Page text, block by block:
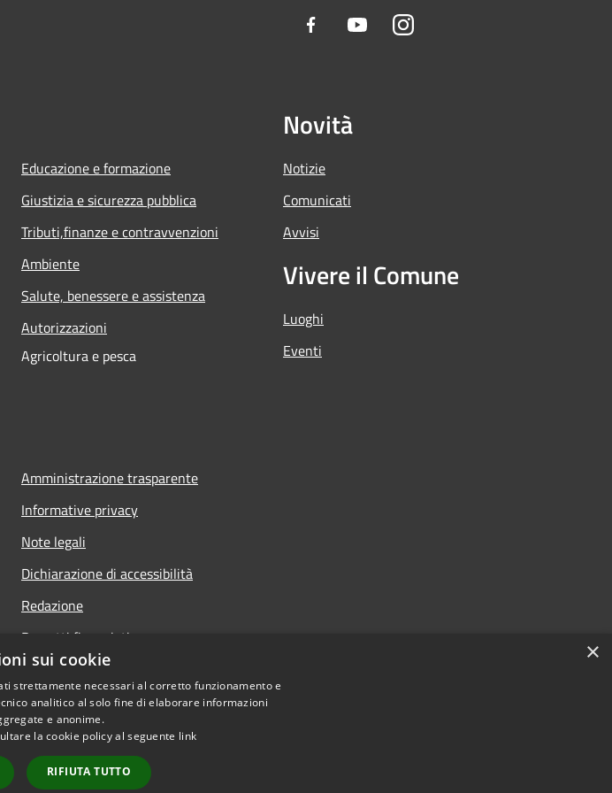
Facebook YoutubeInstagram
Educazione e formazione
Giustizia e sicurezza pubblica
Tributi,finanze e contravvenzioni
Ambiente
Salute, benessere e assistenza
Autorizzazioni
Agricoltura e pesca
Novità
Notizie
Comunicati
Avvisi
Vivere il Comune
Luoghi
Eventi
Amministrazione trasparente
Informative privacy
Note legali
Dichiarazione di accessibilità
Redazione
Progetti finanziati
Dichiarazione di accessibilità
×
sui cookie
strettamente necessari al corretto funzionamento e
analitico al solo fine di elaborare informazioni
e anonime.
la cookie policy al seguente link
RIFIUTA TUTTO